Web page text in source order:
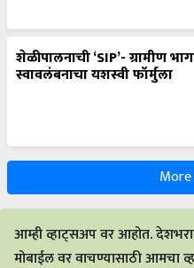
स्वावलंबनाचा यशस्वी फॉर्मुला
आम्ही व्हाट्सअप वर आहोत.
मोबाईल वर वाचण्यासाठी आमचा